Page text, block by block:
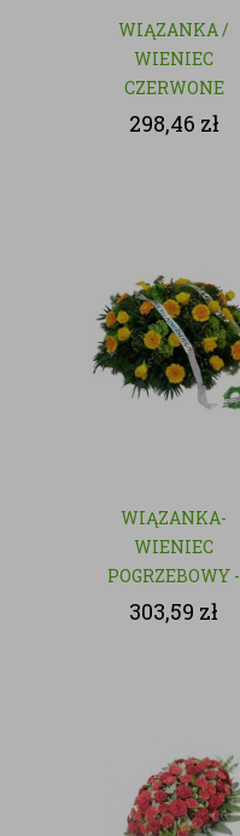
WIĄZANKA /
WIENIEC
CZERWONE
RÓŻE - KWIATY
298,46 zł
WIĄZANKA-
WIENIEC
POGRZEBOWY -
NATURALNY
303,59 zł